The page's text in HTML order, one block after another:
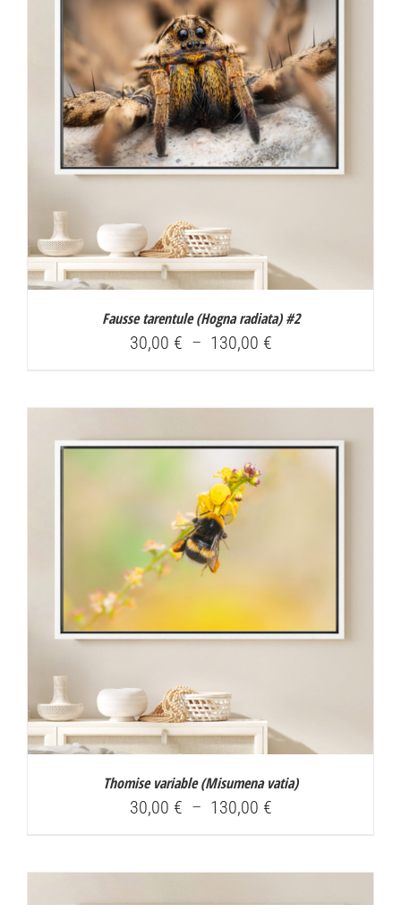
130,00 €
Fausse tarentule (Hogna radiata) #2
30,00 € – 130,00 €Plage
à
130,00 €
Thomise variable (Misumena vatia)
30,00 € – 130,00 €Plage